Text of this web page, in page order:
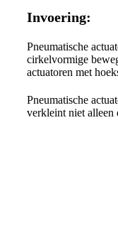
Invoering:
Pneumatische
cirkelvormige
actuatoren met
Pneumatische
verkleint niet alleen